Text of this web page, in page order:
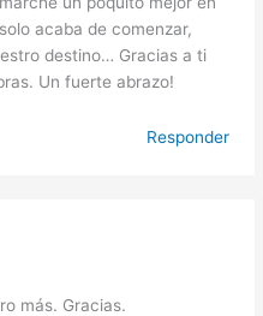
acaba de comenzar,
destino… Gracias a ti
Un fuerte abrazo!
Responder
más. Gracias.